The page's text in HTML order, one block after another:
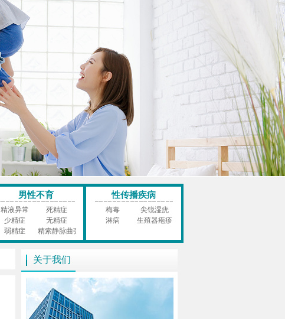
男性不育
精液异常
死精症
少精症
无精症
弱精症
精索静脉曲张
性传播疾病
梅毒
尖锐湿疣
淋病
生殖器疱疹
关于我们